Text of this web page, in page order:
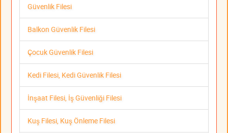
Güvenlik Filesi
Balkon Güvenlik Filesi
Çocuk Güvenlik Filesi
Kedi Filesi, Kedi Güvenlik Filesi
İnşaat Filesi, İş Güvenliği Filesi
Kuş Filesi, Kuş Önleme Filesi